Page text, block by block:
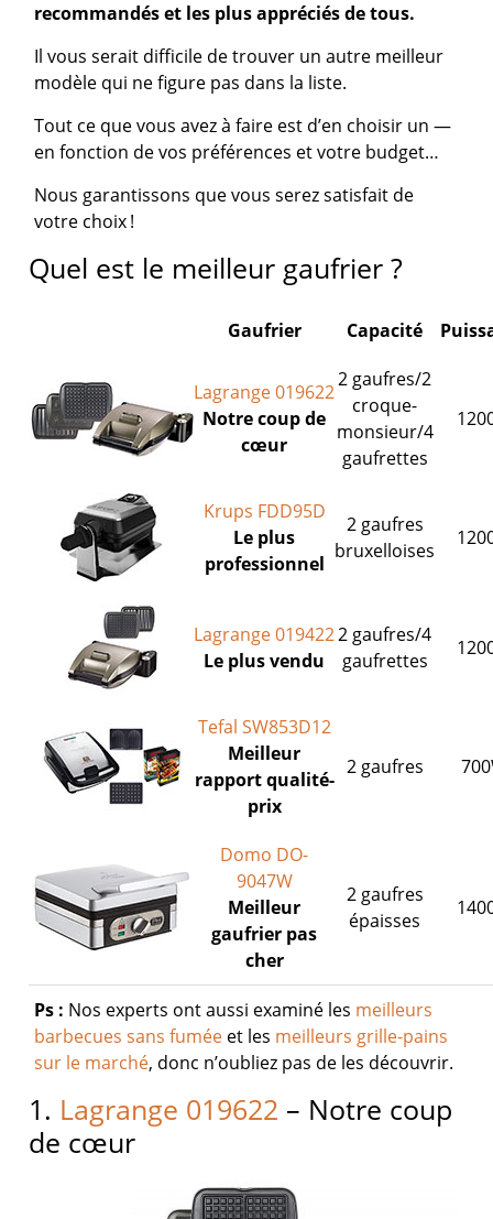
recommandés et les plus appréciés de tous.
Il vous serait difficile de trouver un autre meilleur
modèle qui ne figure pas dans la liste.
Tout ce que vous avez à faire est d’en choisir un —
en fonction de vos préférences et votre budget…
Nous garantissons que vous serez satisfait de
votre choix !
Quel est le meilleur gaufrier ?
Gaufrier Capacité
Lagrange 019622
Notre coup de
cœur
2 gaufres/2
croque-
monsieur/4
gaufrettes
Krups FDD95D
Le plus
professionnel
2 gaufres
bruxelloises
Lagrange 019422
Le plus vendu
2 gaufres/4
gaufrettes
Tefal SW853D12
Meilleur
rapport qualité-
prix
2 gaufres
Domo DO-
9047W
Meilleur
gaufrier pas
cher
2 gaufres
épaisses
Ps : Nos experts ont aussi examiné les meilleurs
barbecues sans fumée et les meilleurs grille-pains
sur le marché, donc n’oubliez pas de les découvrir.
1. Lagrange 019622 – Notre coup
de cœur